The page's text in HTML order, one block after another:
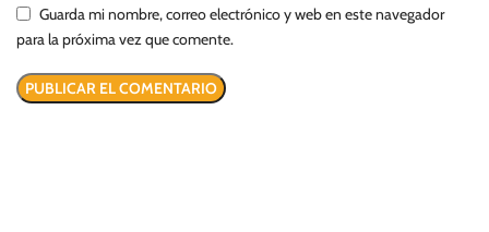
Guarda mi nombre, correo electrónico y web en este navegador
para la próxima vez que comente.